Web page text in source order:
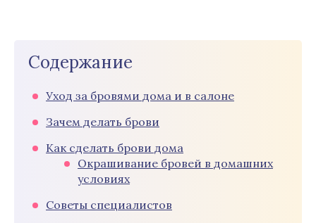
Содержание
Уход за бровями дома и в салоне
Зачем делать брови
Как сделать брови дома
Окрашивание бровей в домашних
условиях
Советы специалистов